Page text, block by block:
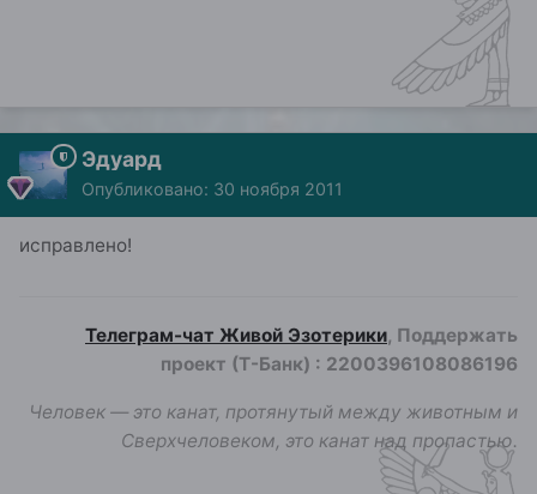
Эдуард
Опубликовано: 30 ноября 2011
исправлено!
Телеграм-чат Живой Эзотерики, Поддержать
проект (Т-Банк) : 2200396108086196
Человек — это канат, протянутый между животным и
Сверхчеловеком, это канат над пропастью.